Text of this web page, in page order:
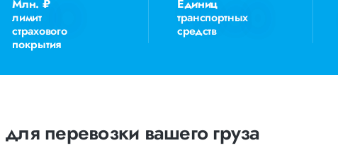
Млн. ₽
лимит
страхового
покрытия
Единиц
транспортных
средств
перевозки вашего груза